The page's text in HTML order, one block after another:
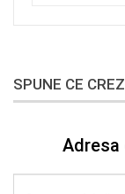
SPUNE CE
Adresa